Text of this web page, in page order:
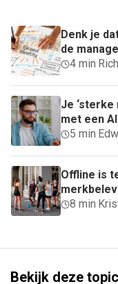
Denk je
de
4 min·
Je
met een
5 min·
Offline is
8 min·
Bekijk deze